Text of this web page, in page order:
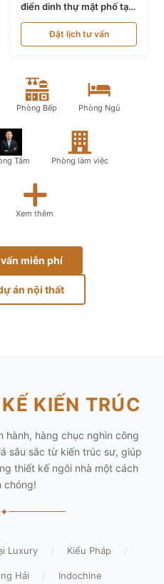
điển dinh thự mặt phố tại
Quảng Ninh NT24531
Đặt lịch tư vấn
Phòng Bếp Phòng Ngủ
Tắm Phòng làm việc
Xem thêm
miễn phí
án nội thất
KIẾN TRÚC
hành, hàng chục nghìn công
sâu sắc từ kiến trúc sư, giúp
thiết kế ngôi nhà một cách
chóng!
✦
Luxury / Kiểu Pháp /
Hải / Indochine